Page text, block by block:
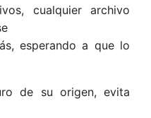
cualquier archivo
esperando a que lo
de su origen, evita